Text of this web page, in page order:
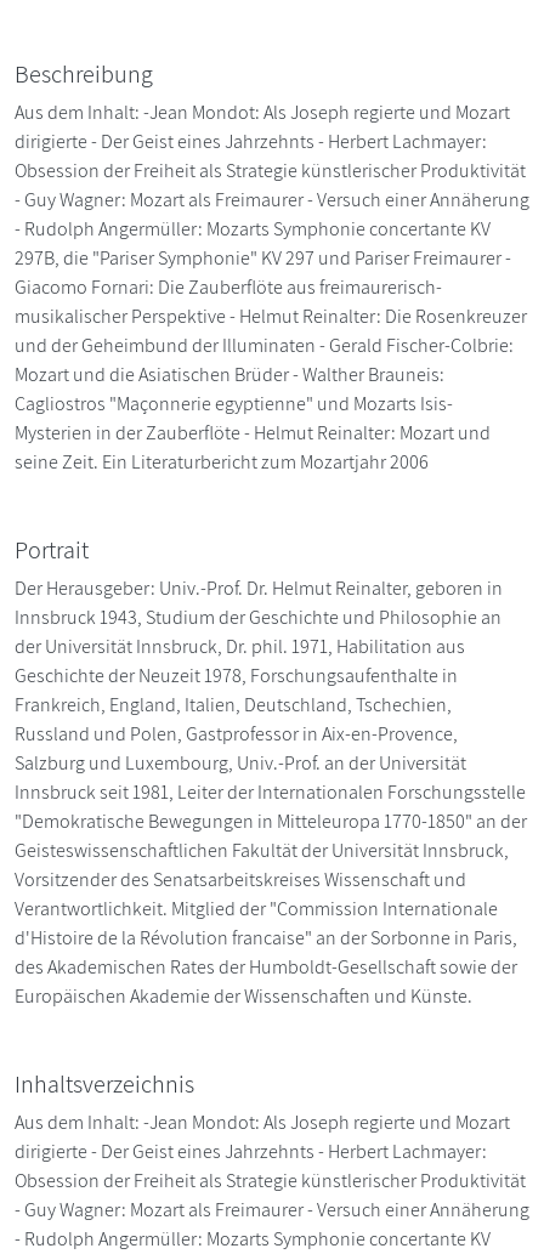
Beschreibung
Aus dem Inhalt: -Jean Mondot: Als Joseph regierte und Mozart
dirigierte - Der Geist eines Jahrzehnts - Herbert Lachmayer:
Obsession der Freiheit als Strategie künstlerischer Produktivität
- Guy Wagner: Mozart als Freimaurer - Versuch einer Annäherung
- Rudolph Angermüller: Mozarts Symphonie concertante KV
297B, die "Pariser Symphonie" KV 297 und Pariser Freimaurer -
Giacomo Fornari: Die Zauberflöte aus freimaurerisch-
musikalischer Perspektive - Helmut Reinalter: Die Rosenkreuzer
und der Geheimbund der Illuminaten - Gerald Fischer-Colbrie:
Mozart und die Asiatischen Brüder - Walther Brauneis:
Cagliostros "Maçonnerie egyptienne" und Mozarts Isis-
Mysterien in der Zauberflöte - Helmut Reinalter: Mozart und
seine Zeit. Ein Literaturbericht zum Mozartjahr 2006
Portrait
Der Herausgeber: Univ.-Prof. Dr. Helmut Reinalter, geboren in
Innsbruck 1943, Studium der Geschichte und Philosophie an
der Universität Innsbruck, Dr. phil. 1971, Habilitation aus
Geschichte der Neuzeit 1978, Forschungsaufenthalte in
Frankreich, England, Italien, Deutschland, Tschechien,
Russland und Polen, Gastprofessor in Aix-en-Provence,
Salzburg und Luxembourg, Univ.-Prof. an der Universität
Innsbruck seit 1981, Leiter der Internationalen Forschungsstelle
"Demokratische Bewegungen in Mitteleuropa 1770-1850" an der
Geisteswissenschaftlichen Fakultät der Universität Innsbruck,
Vorsitzender des Senatsarbeitskreises Wissenschaft und
Verantwortlichkeit. Mitglied der "Commission Internationale
d'Histoire de la Révolution francaise" an der Sorbonne in Paris,
des Akademischen Rates der Humboldt-Gesellschaft sowie der
Europäischen Akademie der Wissenschaften und Künste.
Inhaltsverzeichnis
Aus dem Inhalt: -Jean Mondot: Als Joseph regierte und Mozart
dirigierte - Der Geist eines Jahrzehnts - Herbert Lachmayer:
Obsession der Freiheit als Strategie künstlerischer Produktivität
- Guy Wagner: Mozart als Freimaurer - Versuch einer Annäherung
- Rudolph Angermüller: Mozarts Symphonie concertante KV